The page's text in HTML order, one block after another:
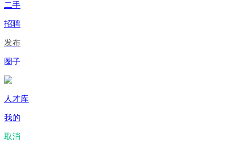
二手
招聘
发布
圈子
人才库
我的
取消